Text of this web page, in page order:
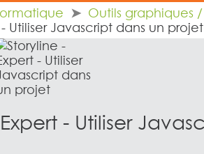
Outils graphiques
Utiliser Javascript dans un projet
- Utiliser